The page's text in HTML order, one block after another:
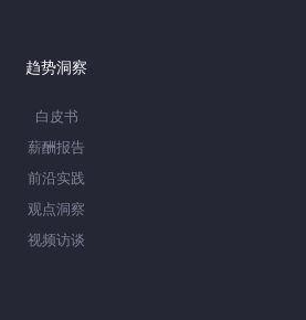
趋势洞察
白皮书
薪酬报告
前沿实践
观点洞察
视频访谈